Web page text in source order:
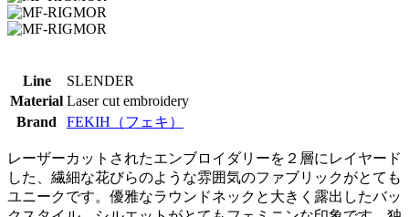
Line
SLENDER
Material Laser cut embroidery
Brand
FEKIH（フェキ）
レーザーカットされたエンブロイダリーを２層にレイヤード
した、繊細な花びらのような雰囲気のファブリックがとても
ユニークです。優雅なラウンドネックと大きく露出したバッ